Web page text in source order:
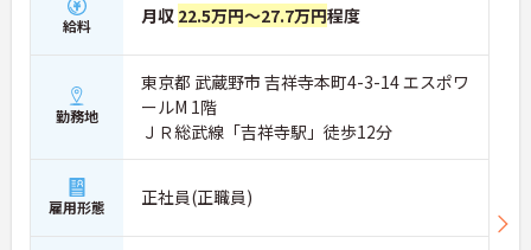
給料 月収 22.5万円～27.7万円程度
勤務地
東京都 武蔵野市 吉祥寺本町4-3-14 エスポワ
ールM 1階
ＪＲ総武線「吉祥寺駅」徒歩12分
雇用形態 正社員(正職員)